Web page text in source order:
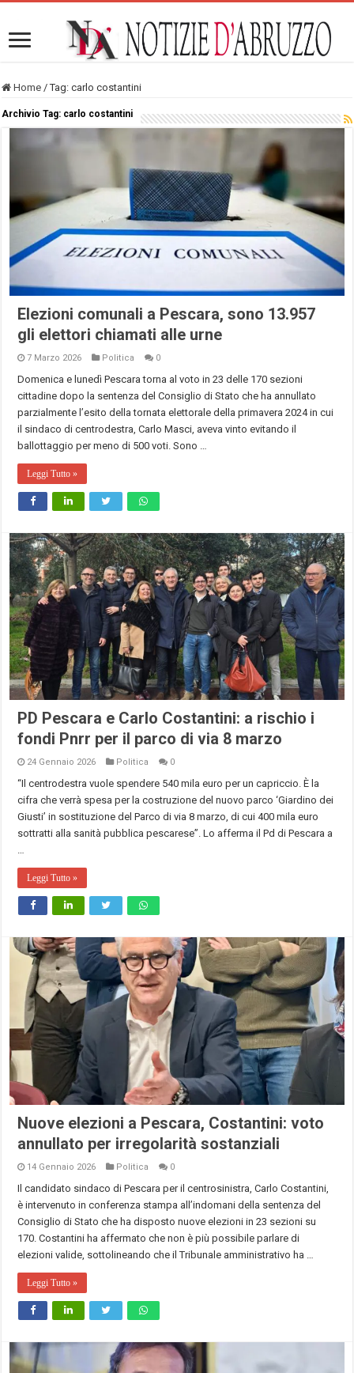
Home / Tag:carlo costantini
Archivio Tag: carlo costantini
Elezioni comunali a Pescara, sono 13.957
gli elettori chiamati alle urne
7 Marzo 2026 Politica 0
Domenica e lunedì Pescara torna al voto in 23 delle 170 sezioni
cittadine dopo la sentenza del Consiglio di Stato che ha annullato
parzialmente l’esito della tornata elettorale della primavera 2024 in cui
il sindaco di centrodestra, Carlo Masci, aveva vinto evitando il
ballottaggio per meno di 500 voti. Sono …
Leggi Tutto »
PD Pescara e Carlo Costantini: a rischio i
fondi Pnrr per il parco di via 8 marzo
24 Gennaio 2026 Politica 0
“Il centrodestra vuole spendere 540 mila euro per un capriccio. È la
cifra che verrà spesa per la costruzione del nuovo parco ‘Giardino dei
Giusti’ in sostituzione del Parco di via 8 marzo, di cui 400 mila euro
sottratti alla sanità pubblica pescarese”. Lo afferma il Pd di Pescara a
…
Leggi Tutto »
Nuove elezioni a Pescara, Costantini: voto
annullato per irregolarità sostanziali
14 Gennaio 2026 Politica 0
Il candidato sindaco di Pescara per il centrosinistra, Carlo Costantini,
è intervenuto in conferenza stampa all’indomani della sentenza del
Consiglio di Stato che ha disposto nuove elezioni in 23 sezioni su
170. Costantini ha affermato che non è più possibile parlare di
elezioni valide, sottolineando che il Tribunale amministrativo ha …
Leggi Tutto »